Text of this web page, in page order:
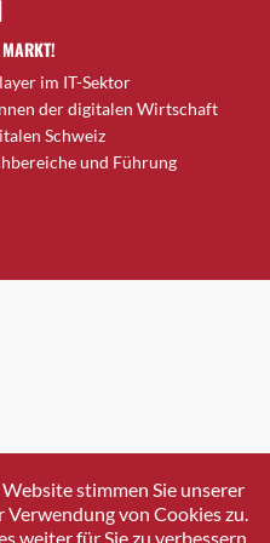
im IT-Sektor
der digitalen Wirtschaft
Schweiz
und Führung
stimmen Sie unserer
von Cookies zu.
weiter für Sie zu verbessern.